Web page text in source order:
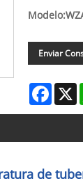
Enviar
X
de